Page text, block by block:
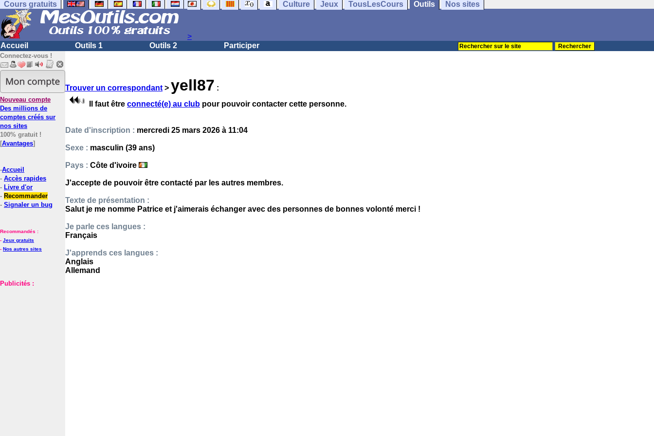
Cours gratuits Culture Jeux TousLesCours Outils Nos sites
>
Accueil
Outils 1 Outils 2 Participer
Connectez-vous !
Nouveau compte
Des millions de
comptes créés sur
nos sites
100% gratuit !
[Avantages]
-Accueil
- Accès rapides
- Livre d'or
- Recommander
- Signaler un bug
Recommandés :
- Jeux gratuits
- Nos autres sites
Publicités :
Trouver un correspondant > yell87 :
Il faut être connecté(e) au club pour pouvoir contacter cette personne.
Date d'inscription : mercredi 25 mars 2026 à 11:04
Sexe : masculin (39 ans)
Pays : Côte d'ivoire
J'accepte de pouvoir être contacté par les autres membres.
Texte de présentation :
Salut je me nomme Patrice et j'aimerais échanger avec des personnes de bonnes volonté merci !
Je parle ces langues :
Français
J'apprends ces langues :
Anglais
Allemand